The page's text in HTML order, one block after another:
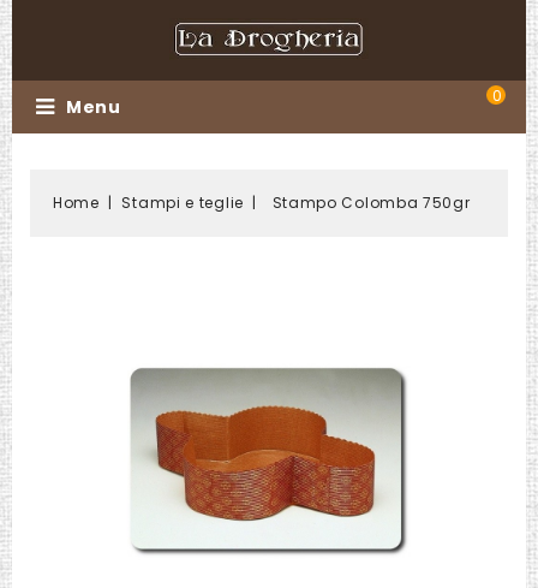
0
Menu
Home Stampi e teglie Stampo Colomba 750gr